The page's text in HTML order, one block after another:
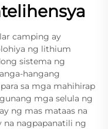
camping ay
ng lithium
sistema ng
hangang
sa mga mahihirap
mga selula ng
ng mas mataas na
na nagpapanatili ng